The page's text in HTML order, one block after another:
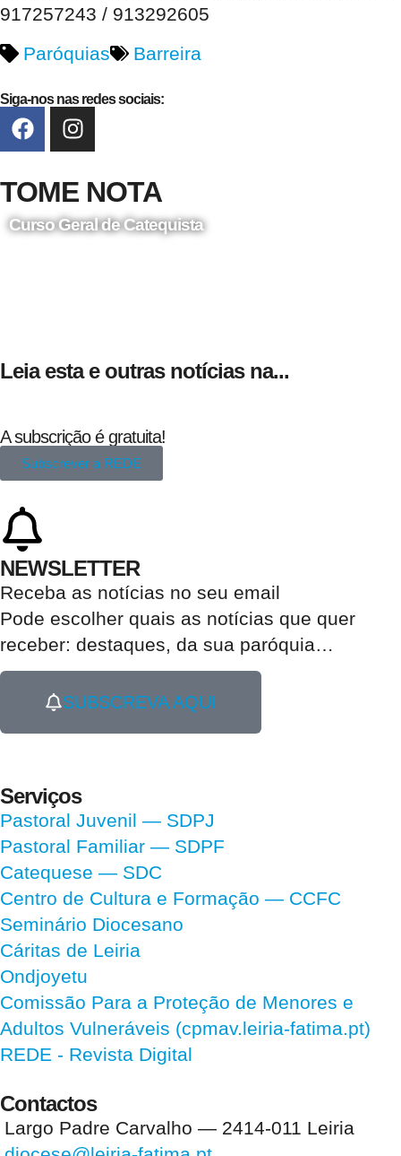
917257243 / 913292605
Paróquias
Barreira
Siga-nos nas redes sociais:
TOME NOTA
Curso Geral de Catequista
Leia esta e outras notícias na...
A subscrição é gratuita!
Subscrever a REDE
NEWSLETTER
Receba as notícias no seu email​
Pode escolher quais as notícias que quer
receber: destaques, da sua paróquia…
SUBSCREVA AQUI
Serviços
Pastoral Juvenil — SDPJ
Pastoral Familiar — SDPF
Catequese — SDC
Centro de Cultura e Formação — CCFC
Seminário Diocesano
Cáritas de Leiria
Ondjoyetu
Comissão Para a Proteção de Menores e
Adultos Vulneráveis (cpmav.leiria-fatima.pt)
REDE - Revista Digital
Contactos
Largo Padre Carvalho — 2414-011 Leiria